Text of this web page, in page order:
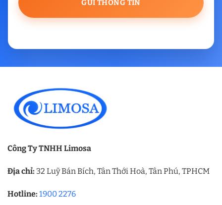
Công Ty TNHH Limosa
Địa chỉ: 32 Luỹ Bán Bích, Tân Thới Hoà, Tân Phú, TPHCM
Hotline: 1900 2276